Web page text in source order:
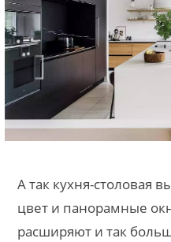
А так кухня-столовая
цвет и панорамные
расширяют и так